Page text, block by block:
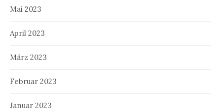
Mai 2023
April 2023
März 2023
Februar 2023
Januar 2023